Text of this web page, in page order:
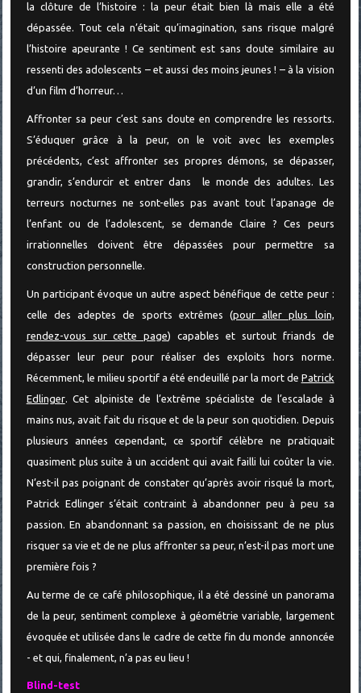
la clôture de l’histoire : la peur était bien là mais elle a été
dépassée. Tout cela n’était qu’imagination, sans risque malgré
l’histoire apeurante ! Ce sentiment est sans doute similaire au
ressenti des adolescents – et aussi des moins jeunes ! – à la vision
d’un film d’horreur…
Affronter sa peur c’est sans doute en comprendre les ressorts.
S’éduquer grâce à la peur, on le voit avec les exemples
précédents, c’est affronter ses propres démons, se dépasser,
grandir, s’endurcir et entrer dans le monde des adultes. Les
terreurs nocturnes ne sont-elles pas avant tout l’apanage de
l’enfant ou de l’adolescent, se demande Claire ? Ces peurs
irrationnelles doivent être dépassées pour permettre sa
construction personnelle.
Un participant évoque un autre aspect bénéfique de cette peur :
celle des adeptes de sports extrêmes (pour aller plus loin,
rendez-vous sur cette page) capables et surtout friands de
dépasser leur peur pour réaliser des exploits hors norme.
Récemment, le milieu sportif a été endeuillé par la mort de Patrick
Edlinger. Cet alpiniste de l’extrême spécialiste de l’escalade à
mains nus, avait fait du risque et de la peur son quotidien. Depuis
plusieurs années cependant, ce sportif célèbre ne pratiquait
quasiment plus suite à un accident qui avait failli lui coûter la vie.
N’est-il pas poignant de constater qu’après avoir risqué la mort,
Patrick Edlinger s’était contraint à abandonner peu à peu sa
passion. En abandonnant sa passion, en choisissant de ne plus
risquer sa vie et de ne plus affronter sa peur, n’est-il pas mort une
première fois ?
Au terme de ce café philosophique, il a été dessiné un panorama
de la peur, sentiment complexe à géométrie variable, largement
évoquée et utilisée dans le cadre de cette fin du monde annoncée
- et qui, finalement, n’a pas eu lieu !
Blind-test